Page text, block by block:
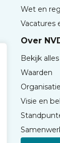
Wet en
Vacatures
Over
Bekijk alles
Waarden
Organisatie
Visie en